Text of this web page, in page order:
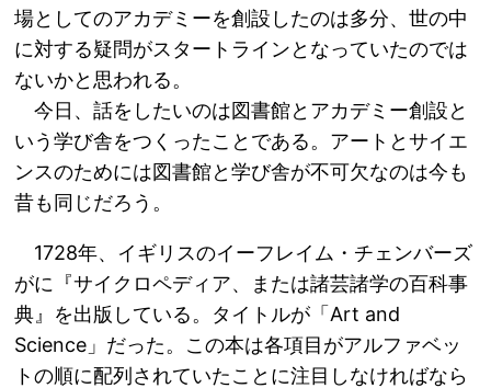
場としてのアカデミーを創設したのは多分、世の中
に対する疑問がスタートラインとなっていたのでは
ないかと思われる。
今日、話をしたいのは図書館とアカデミー創設と
いう学び舎をつくったことである。アートとサイエ
ンスのためには図書館と学び舎が不可欠なのは今も
昔も同じだろう。
1728年、イギリスのイーフレイム・チェンバーズ
がに『サイクロペディア、または諸芸諸学の百科事
典』を出版している。タイトルが「Art and
Science」だった。この本は各項目がアルファベッ
トの順に配列されていたことに注目しなければなら